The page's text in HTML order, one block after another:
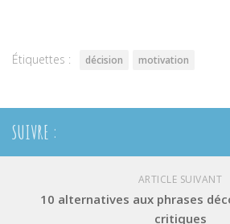
Étiquettes : décision motivation
SUIVRE :
ARTICLE SUIVANT
10 alternatives aux phrases
critiques